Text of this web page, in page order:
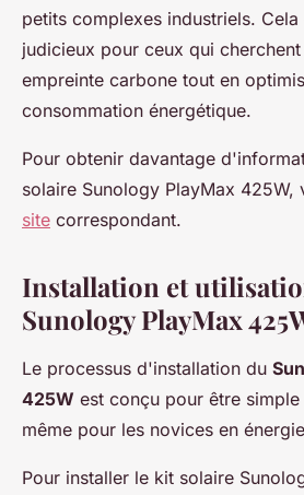
petits complexes industriels.
judicieux pour ceux qui
empreinte carbone tout en
consommation énergétique.
Pour obtenir davantage
solaire Sunology PlayMax 425W,
site correspondant.
Installation et
Sunology PlayMax
Le processus d'installation du
425W est conçu pour être
même pour les novices en
Pour installer le kit solaire